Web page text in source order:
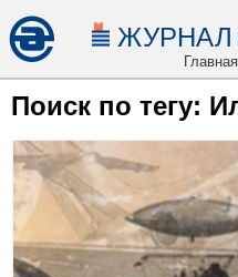
ЖУРНАЛ
Главная
Поиск по тегу: